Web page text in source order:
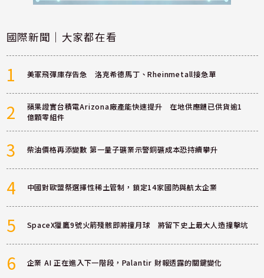
國際新聞｜大家都在看
1 美軍飛彈庫存告急 洛克希德馬丁、Rheinmetall接急單
2
蘋果證實台積電Arizona廠產能快速提升 在地供應鏈已供貨逾1
億顆零組件
3 柴油價格再添變數 第一量子礦業示警銅礦成本恐持續攀升
4 中國對歐盟祭選擇性稀土管制，鎖定14家國防與航太企業
5 SpaceX獵鷹9號火箭殘骸即將撞月球 將留下史上最大人造撞擊坑
6 企業 AI 正在進入下一階段，Palantir 財報透露的關鍵變化